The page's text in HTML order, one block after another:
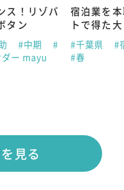
ス！リゾバ
タン
#中期
#
ー mayu
宿泊業を
トで得た
#千葉県
#
#春
見る